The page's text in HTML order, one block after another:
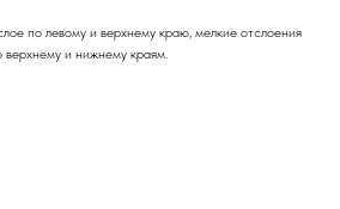
по левому и верхнему краю, мелкие отслоения
верхнему и нижнему краям.